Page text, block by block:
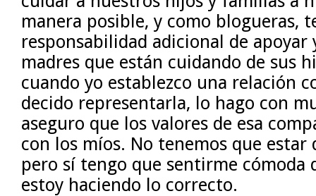
manera posible, y como blogueras,
responsabilidad adicional de apoyar
madres que están cuidando de sus
cuando yo establezco una relación
decido representarla, lo hago con
aseguro que los valores de esa
con los míos. No tenemos que estar
pero sí tengo que sentirme cómoda
estoy haciendo lo correcto.